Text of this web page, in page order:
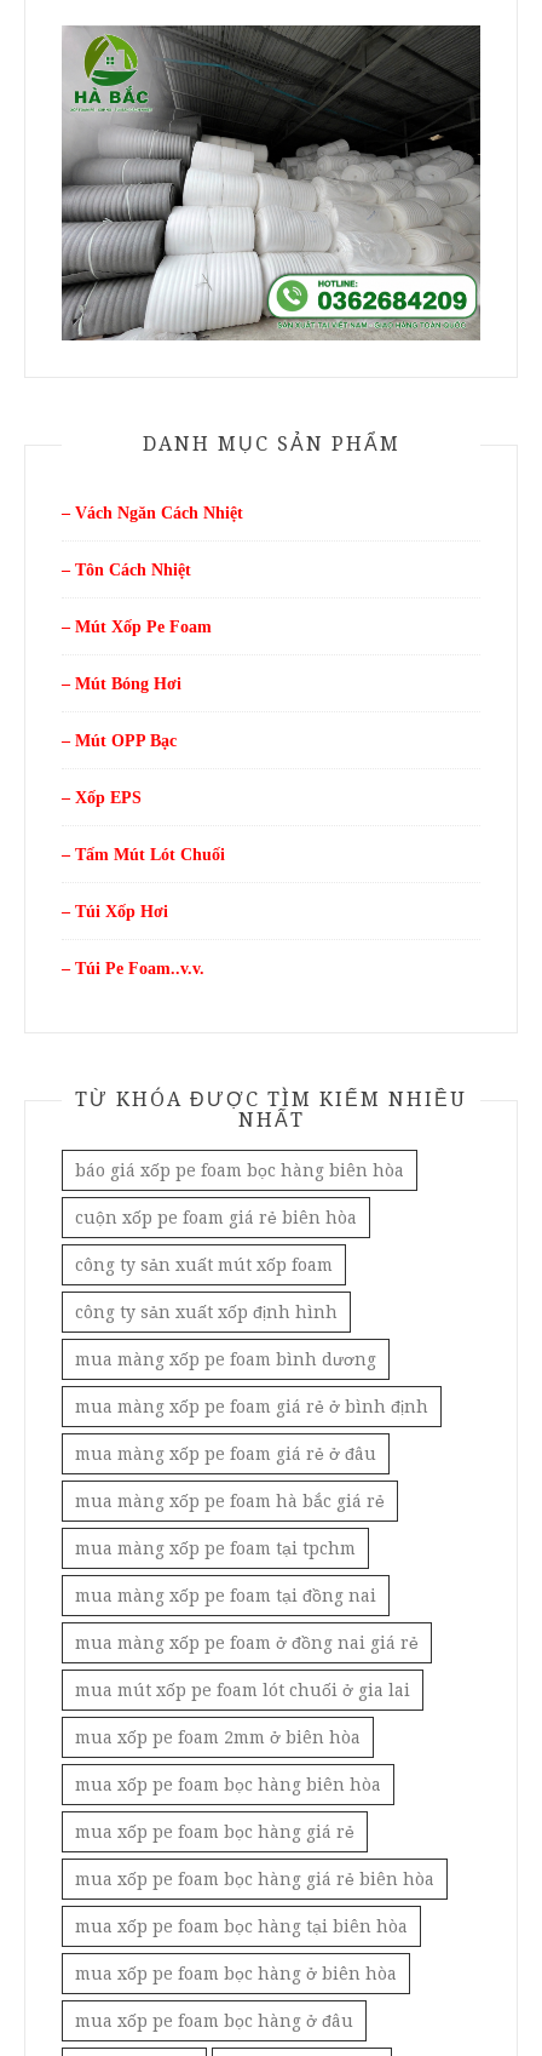
DANH MỤC SẢN PHẨM
– Vách Ngăn Cách Nhiệt
– Tôn Cách Nhiệt
– Mút Xốp Pe Foam
– Mút Bóng Hơi
– Mút OPP Bạc
– Xốp EPS
– Tấm Mút Lót Chuối
– Túi Xốp Hơi
– Túi Pe Foam..v.v.
TỪ KHÓA ĐƯỢC TÌM KIẾM NHIỀU
NHẤT
báo giá xốp pe foam bọc hàng biên hòa
cuộn xốp pe foam giá rẻ biên hòa
công ty sản xuất mút xốp foam
công ty sản xuất xốp định hình
mua màng xốp pe foam bình dương
mua màng xốp pe foam giá rẻ ở bình định
mua màng xốp pe foam giá rẻ ở đâu
mua màng xốp pe foam hà bắc giá rẻ
mua màng xốp pe foam tại tpchm
mua màng xốp pe foam tại đồng nai
mua màng xốp pe foam ở đồng nai giá rẻ
mua mút xốp pe foam lót chuối ở gia lai
mua xốp pe foam 2mm ở biên hòa
mua xốp pe foam bọc hàng biên hòa
mua xốp pe foam bọc hàng giá rẻ
mua xốp pe foam bọc hàng giá rẻ biên hòa
mua xốp pe foam bọc hàng tại biên hòa
mua xốp pe foam bọc hàng ở biên hòa
mua xốp pe foam bọc hàng ở đâu